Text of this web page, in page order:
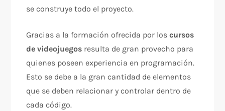
se construye todo el proyecto.
Gracias a la formación ofrecida por loscursos
de videojuegos resulta de gran provecho para
quienes poseen experiencia en programación.
Esto se debe a la gran cantidad de elementos
que se deben relacionar y controlar dentro de
cada código.